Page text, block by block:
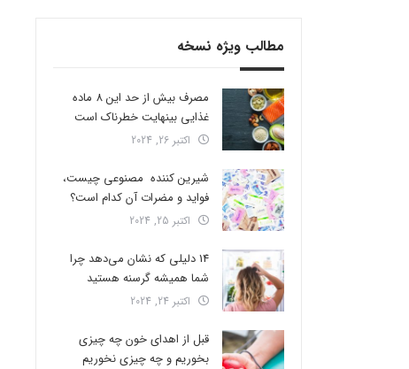
مطالب ویژه نسخه
مصرف بیش از حد این 8 ماده
غذایی بینهایت خطرناک است
اکتبر 26, 2024
شیرین کننده مصنوعی چیست،
فواید و مضرات آن کدام است؟
اکتبر 25, 2024
14 دلیلی که نشان می‌دهد چرا
شما همیشه گرسنه هستید
اکتبر 24, 2024
قبل از اهدای خون چه چیزی
بخوریم و چه چیزی نخوریم